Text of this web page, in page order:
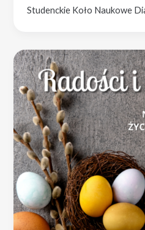
Studenckie Koło Naukowe